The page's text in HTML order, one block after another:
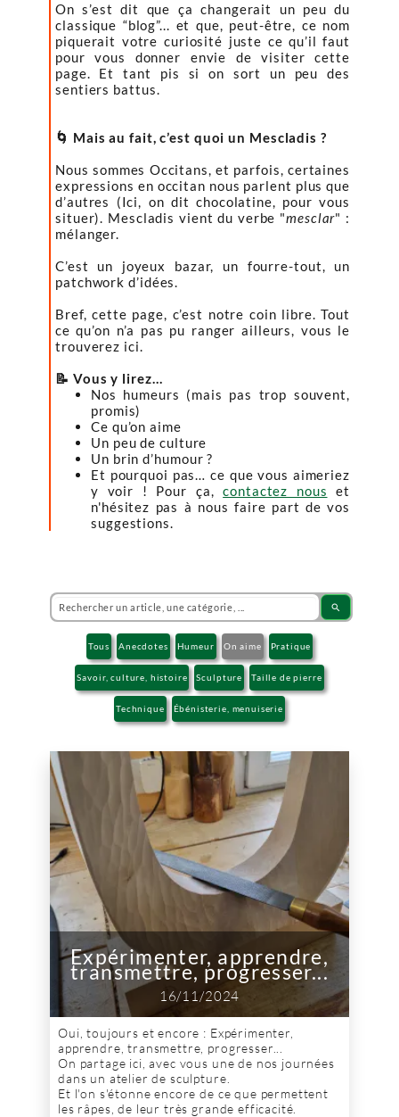
On s’est dit que ça changerait un peu du
classique “blog”... et que, peut-être, ce nom
piquerait votre curiosité juste ce qu’il faut
pour vous donner envie de visiter cette
page. Et tant pis si on sort un peu des
sentiers battus.
🌀 Mais au fait, c’est quoi un Mescladis ?
Nous sommes Occitans, et parfois, certaines
expressions en occitan nous parlent plus que
d’autres (Ici, on dit chocolatine, pour vous
situer). Mescladis vient du verbe "mesclar" :
mélanger.
C’est un joyeux bazar, un fourre-tout, un
patchwork d’idées.
Bref, cette page, c’est notre coin libre. Tout
ce qu’on n’a pas pu ranger ailleurs, vous le
trouverez ici.
📝 Vous y lirez…
Nos humeurs (mais pas trop souvent,
promis)
Ce qu’on aime
Un peu de culture
Un brin d’humour ?
Et pourquoi pas… ce que vous aimeriez
y voir ! Pour ça,contactez nous et
n'hésitez pas à nous faire part de vos
suggestions.
search
Tous Anecdotes Humeur On aime Pratique
Savoir, culture, histoire Sculpture Taille de pierre
Technique Ébénisterie, menuiserie
Expérimenter, apprendre,
transmettre, progresser...
16/11/2024
Oui, toujours et encore : Expérimenter,
apprendre, transmettre, progresser...
On partage ici, avec vous une de nos journées
dans un atelier de sculpture.
Et l'on s'étonne encore de ce que permettent
les râpes, de leur très grande efficacité.